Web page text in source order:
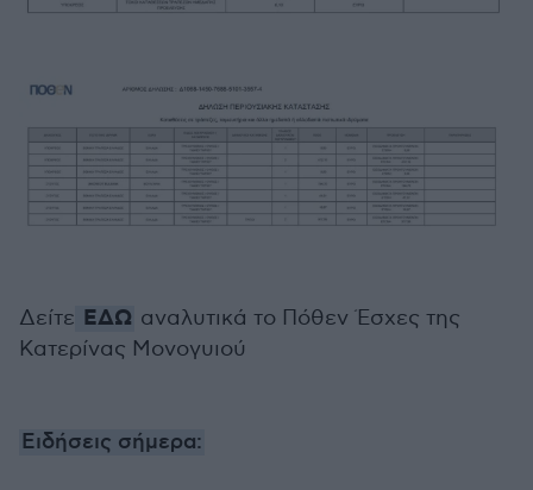
Δείτε ΕΔΩ αναλυτικά το Πόθεν Έσχες της
Κατερίνας Μονογυιού
Ειδήσεις σήμερα: